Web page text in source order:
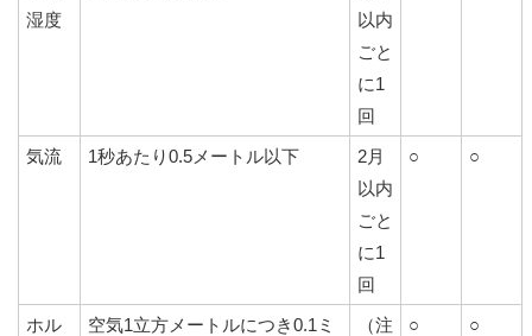
湿度
以内
ごと
に1
回
気流 1秒あたり0.5メートル以下
2月
以内
ごと
に1
回
○ ○
ホル
空気1立方メートルにつき0.1ミ
（注
○ ○